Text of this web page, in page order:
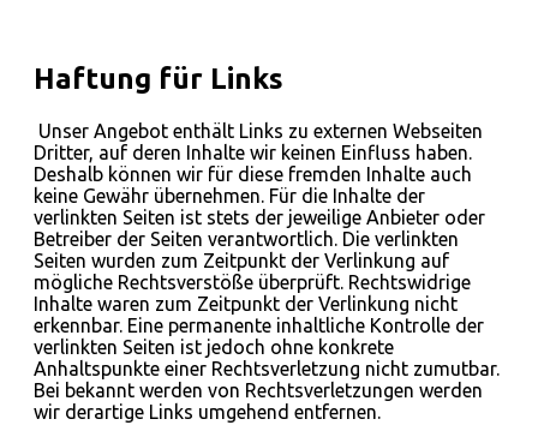
Haftung für Links
Unser Angebot enthält Links zu externen Webseiten
Dritter, auf deren Inhalte wir keinen Einfluss haben.
Deshalb können wir für diese fremden Inhalte auch
keine Gewähr übernehmen. Für die Inhalte der
verlinkten Seiten ist stets der jeweilige Anbieter oder
Betreiber der Seiten verantwortlich. Die verlinkten
Seiten wurden zum Zeitpunkt der Verlinkung auf
mögliche Rechtsverstöße überprüft. Rechtswidrige
Inhalte waren zum Zeitpunkt der Verlinkung nicht
erkennbar. Eine permanente inhaltliche Kontrolle der
verlinkten Seiten ist jedoch ohne konkrete
Anhaltspunkte einer Rechtsverletzung nicht zumutbar.
Bei bekannt werden von Rechtsverletzungen werden
wir derartige Links umgehend entfernen.